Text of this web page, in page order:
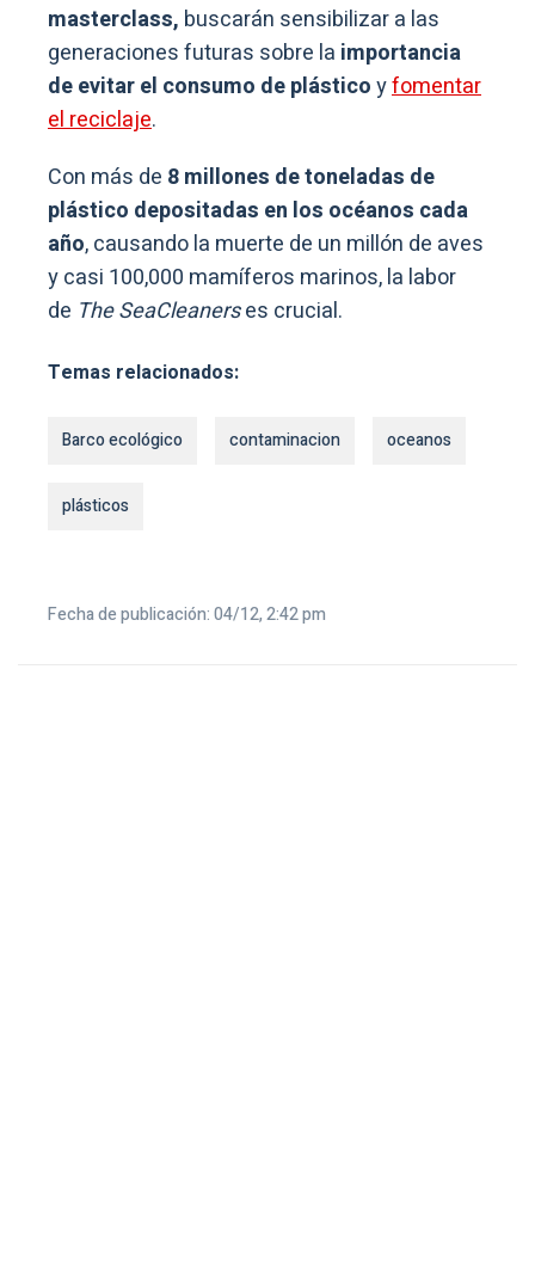
masterclass, buscarán sensibilizar a las
generaciones futuras sobre la importancia
de evitar el consumo de plásticoyfomentar
el reciclaje.
Con más de 8 millones de toneladas de
plástico depositadas en los océanos cada
año, causando la muerte de un millón de aves
y casi 100,000 mamíferos marinos, la labor
de The SeaCleanerses crucial.
Temas relacionados:
Barco ecológico contaminacion oceanos
plásticos
Fecha de publicación: 04/12, 2:42 pm